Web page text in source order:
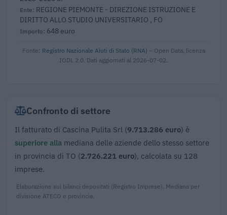
REGIONE PIEMONTE - DIREZIONE ISTRUZIONE E
DIRITTO ALLO STUDIO UNIVERSITARIO , FO
648 euro
Fonte: Registro Nazionale Aiuti di Stato (RNA) – Open Data, licenza
IODL 2.0. Dati aggiornati al 2026-07-02.
Confronto di settore
Il fatturato di Cascina Pulita Srl (9.713.286 euro) è
superiore alla mediana delle aziende dello stesso settore
in provincia di TO (2.726.221 euro), calcolata su 128
imprese.
Elaborazione sui bilanci depositati (Registro Imprese). Mediana per
divisione ATECO e provincia.